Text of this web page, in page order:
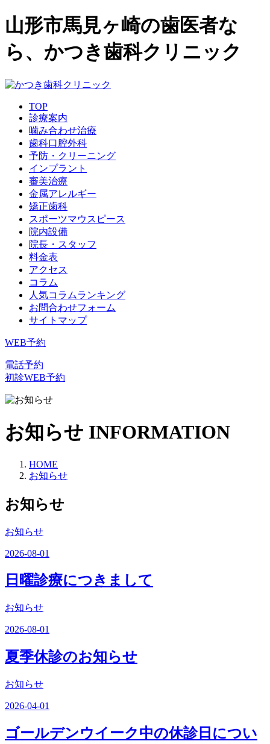
山形市馬見ヶ崎の歯医者な
ら、かつき歯科クリニック
TOP
診療案内
噛み合わせ治療
歯科口腔外科
予防・クリーニング
インプラント
審美治療
金属アレルギー
矯正歯科
スポーツマウスピース
院内設備
院長・スタッフ
料金表
アクセス
コラム
人気コラムランキング
お問合わせフォーム
サイトマップ
WEB予約
電話予約
初診WEB予約
お知らせ INFORMATION
HOME
お知らせ
お知らせ
お知らせ
2026-08-01
日曜診療につきまして
お知らせ
2026-08-01
夏季休診のお知らせ
お知らせ
2026-04-01
ゴールデンウイーク中の休診日につい